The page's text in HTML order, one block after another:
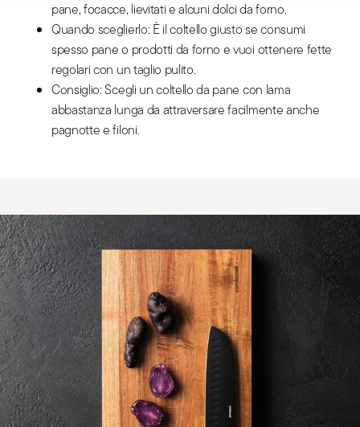
pane, focacce, lievitati e alcuni dolci da forno.
Quando sceglierlo: È il coltello giusto se consumi
spesso pane o prodotti da forno e vuoi ottenere fette
regolari con un taglio pulito.
Consiglio: Scegli un coltello da pane con lama
abbastanza lunga da attraversare facilmente anche
pagnotte e filoni.